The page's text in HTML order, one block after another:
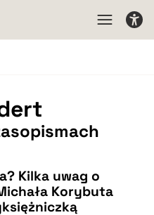
Kilka uwag o
Korybuta